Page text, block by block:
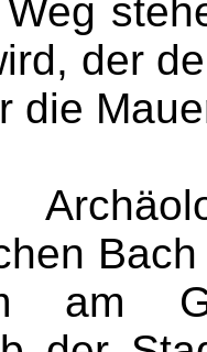
der
die
am